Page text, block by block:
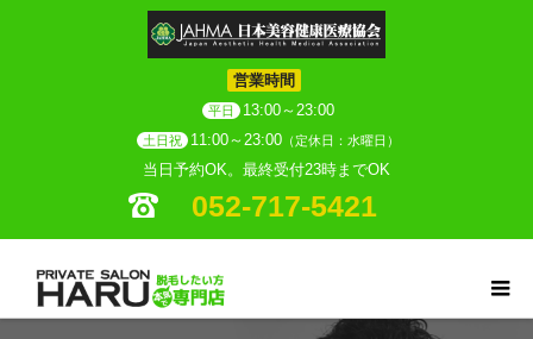
営業時間
平日 13:00～23:00
土日祝 11:00～23:00 （定休日：水曜日）
当日予約OK。最終受付23時までOK
052-717-5421